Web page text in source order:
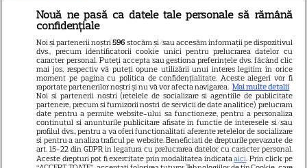
14
Sean Astin din „Stăpânul
Inelelor” a fost nevoit să își
vândă casa din cauza
salariului mic: Câți bani a
primit de fapt
VEDETE STRĂINE
Nouă ne pasă ca datele tale personale să rămână
confidențiale
Noi și partenerii noștri596 stocăm și/sau accesăm informații pe dispozitivul
dvs., precum identificatorii cookie unici pentru prelucrarea datelor cu
caracter personal. Puteți accepta sau gestiona preferințele dvs. făcând clic
mai jos, respectiv vă puteți opune utilizării unui interes legitim în orice
moment pe pagina cu politica de confidențialitate. Aceste alegeri vor fi
raportate partenerilor noștri și nu vă vor afecta navigarea. Mai multe detalii
Noi si partenerii nostri (retelele de socializare si agentiile de publicitate
partenere, precum si furnizorii nostri de servicii de date analitice) prelucram
date pentru a permite website-ului sa functioneze, pentru a personaliza
continutul si anunturile publicitare afisate in functie de interesele si/sau
profilul dvs., pentru a va oferi functionalitati aferente retelelor de socializare
si pentru a analiza traficul pe website. Beneficiati de drepturile prevazute de
art. 15-22 din GDPR in legatura cu prelucrarea datelor cu caracter personal.
Aceste drepturi pot fi exercitate prin modalitatea indicataaici. Prin click pe